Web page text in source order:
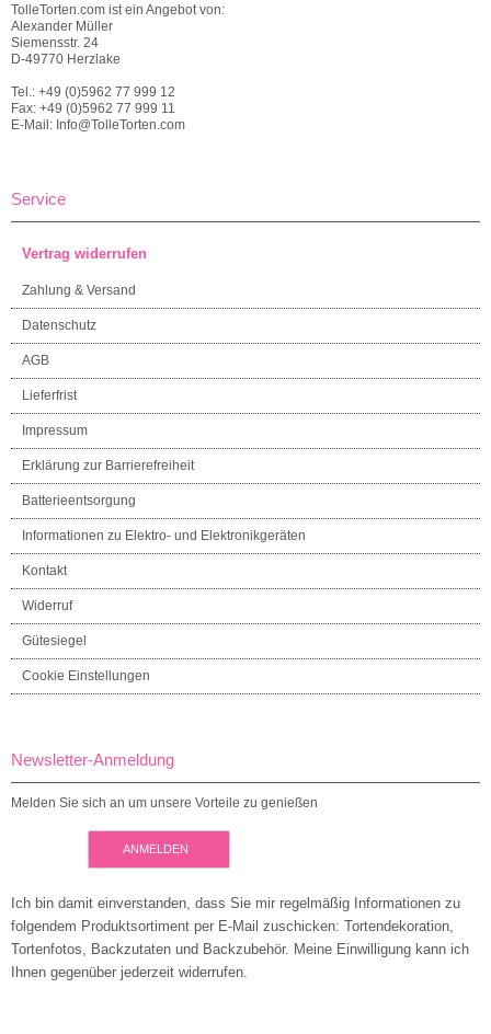
TolleTorten.com ist ein Angebot von:
Alexander Müller
Siemensstr. 24
D-49770 Herzlake
Tel.: +49 (0)5962 77 999 12
Fax: +49 (0)5962 77 999 11
E-Mail: Info@TolleTorten.com
Service
Vertrag widerrufen
Zahlung & Versand
Datenschutz
AGB
Lieferfrist
Impressum
Erklärung zur Barrierefreiheit
Batterieentsorgung
Informationen zu Elektro- und Elektronikgeräten
Kontakt
Widerruf
Gütesiegel
Cookie Einstellungen
Newsletter-Anmeldung
Melden Sie sich an um unsere Vorteile zu genießen
ANMELDEN
Ich bin damit einverstanden, dass Sie mir regelmäßig Informationen zu
folgendem Produktsortiment per E-Mail zuschicken: Tortendekoration,
Tortenfotos, Backzutaten und Backzubehör. Meine Einwilligung kann ich
Ihnen gegenüber jederzeit widerrufen.